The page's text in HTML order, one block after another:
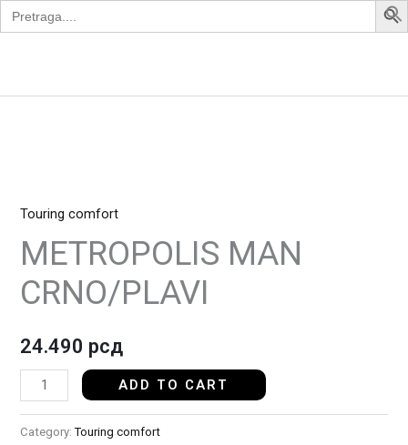
Search
for:
Skip
to
Touring comfort
METROPOLIS MAN
CRNO/PLAVI
24.490 рсд
CRNO/PLAVI
quantity
ADD TO CART
Category:Touring comfort